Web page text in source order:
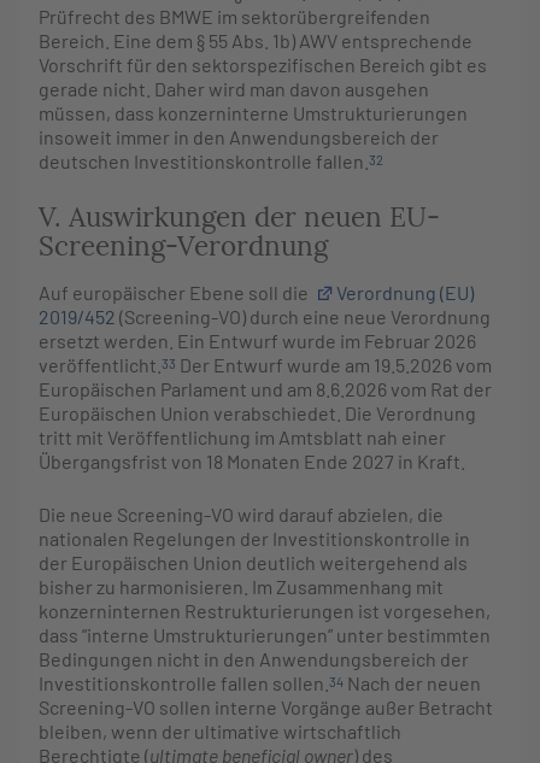
Prüfrecht des BMWE im sektorübergreifenden
Bereich. Eine dem § 55 Abs. 1b) AWV entsprechende
Vorschrift für den sektorspezifischen Bereich gibt es
gerade nicht. Daher wird man davon ausgehen
müssen, dass konzerninterne Umstrukturierungen
insoweit immer in den Anwendungsbereich der
deutschen Investitionskontrolle fallen. 32
V. Auswirkungen der neuen EU-
Screening-Verordnung
Auf europäischer Ebene soll die
Verordnung (EU)
2019/452 (Screening-VO) durch eine neue Verordnung
ersetzt werden. Ein Entwurf wurde im Februar 2026
veröffentlicht. 33 Der Entwurf wurde am 19.5.2026 vom
Europäischen Parlament und am 8.6.2026 vom Rat der
Europäischen Union verabschiedet. Die Verordnung
tritt mit Veröffentlichung im Amtsblatt nah einer
Übergangsfrist von 18 Monaten Ende 2027 in Kraft.
Die neue Screening-VO wird darauf abzielen, die
nationalen Regelungen der Investitionskontrolle in
der Europäischen Union deutlich weitergehend als
bisher zu harmonisieren. Im Zusammenhang mit
konzerninternen Restrukturierungen ist vorgesehen,
dass “interne Umstrukturierungen” unter bestimmten
Bedingungen nicht in den Anwendungsbereich der
Investitionskontrolle fallen sollen. 34 Nach der neuen
Screening-VO sollen interne Vorgänge außer Betracht
bleiben, wenn der ultimative wirtschaftlich
Berechtigte (ultimate beneficial owner) des